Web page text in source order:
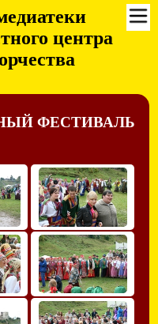
центра
ФЕСТИВАЛЬ